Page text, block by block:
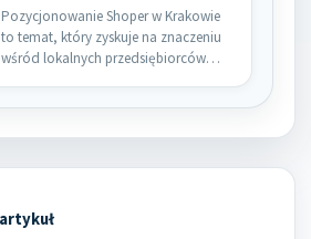
Pozycjonowanie Shoper w Krakowie
to temat, który zyskuje na znaczeniu
wśród lokalnych przedsiębiorców